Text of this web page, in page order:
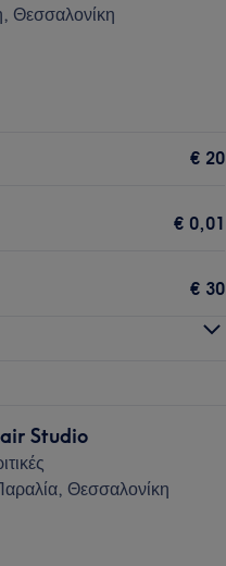
που βρίσκεται
προσωπικού που
Θεσσαλονίκη
€ 20
€ 0,01
€ 30
Studio
Θεσσαλονίκη